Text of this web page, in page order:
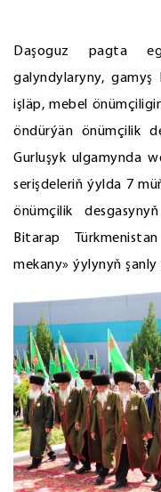
Daşoguz pagta
galyndylaryny,
işläp, mebel
öndürýän önümçilik
Gurluşyk ulgamynda
serişdeleriň ýylda 7
önümçilik
Bitarap
mekany» ýylynyň